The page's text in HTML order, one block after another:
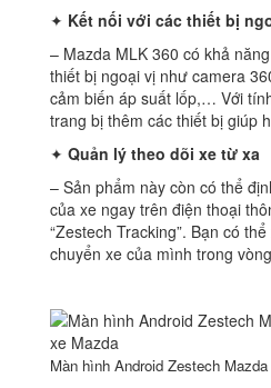
✦ Kết nối với các thiết bị
– Mazda MLK 360 có khả
thiết bị ngoại vị như camera
cảm biến áp suất lốp,… Với
trang bị thêm các thiết bị giúp
✦ Quản lý theo dõi xe từ xa
– Sản phẩm này còn có thể
của xe ngay trên điện thoại
“Zestech Tracking”. Bạn có
chuyển xe của mình trong
Màn hình Android Zestech